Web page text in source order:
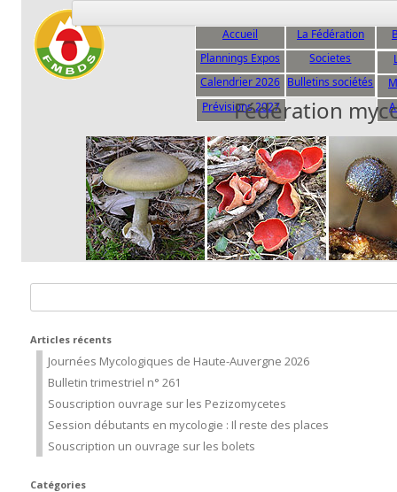
Accueil La Fédération
Plannings Expos Societes
Calendrier 2026
Prévisions 2027
Bulletins sociétés
Fédération
Articles récents
Journées Mycologiques de Haute-Auvergne 2026
Bulletin trimestriel n° 261
Souscription ouvrage sur les Pezizomycetes
Session débutants en mycologie : Il reste des places
Souscription un ouvrage sur les bolets
Catégories